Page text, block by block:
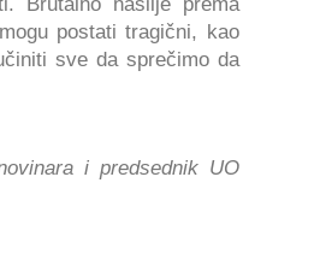
postati tragični, kao
sve da sprečimo da
i predsednik UO